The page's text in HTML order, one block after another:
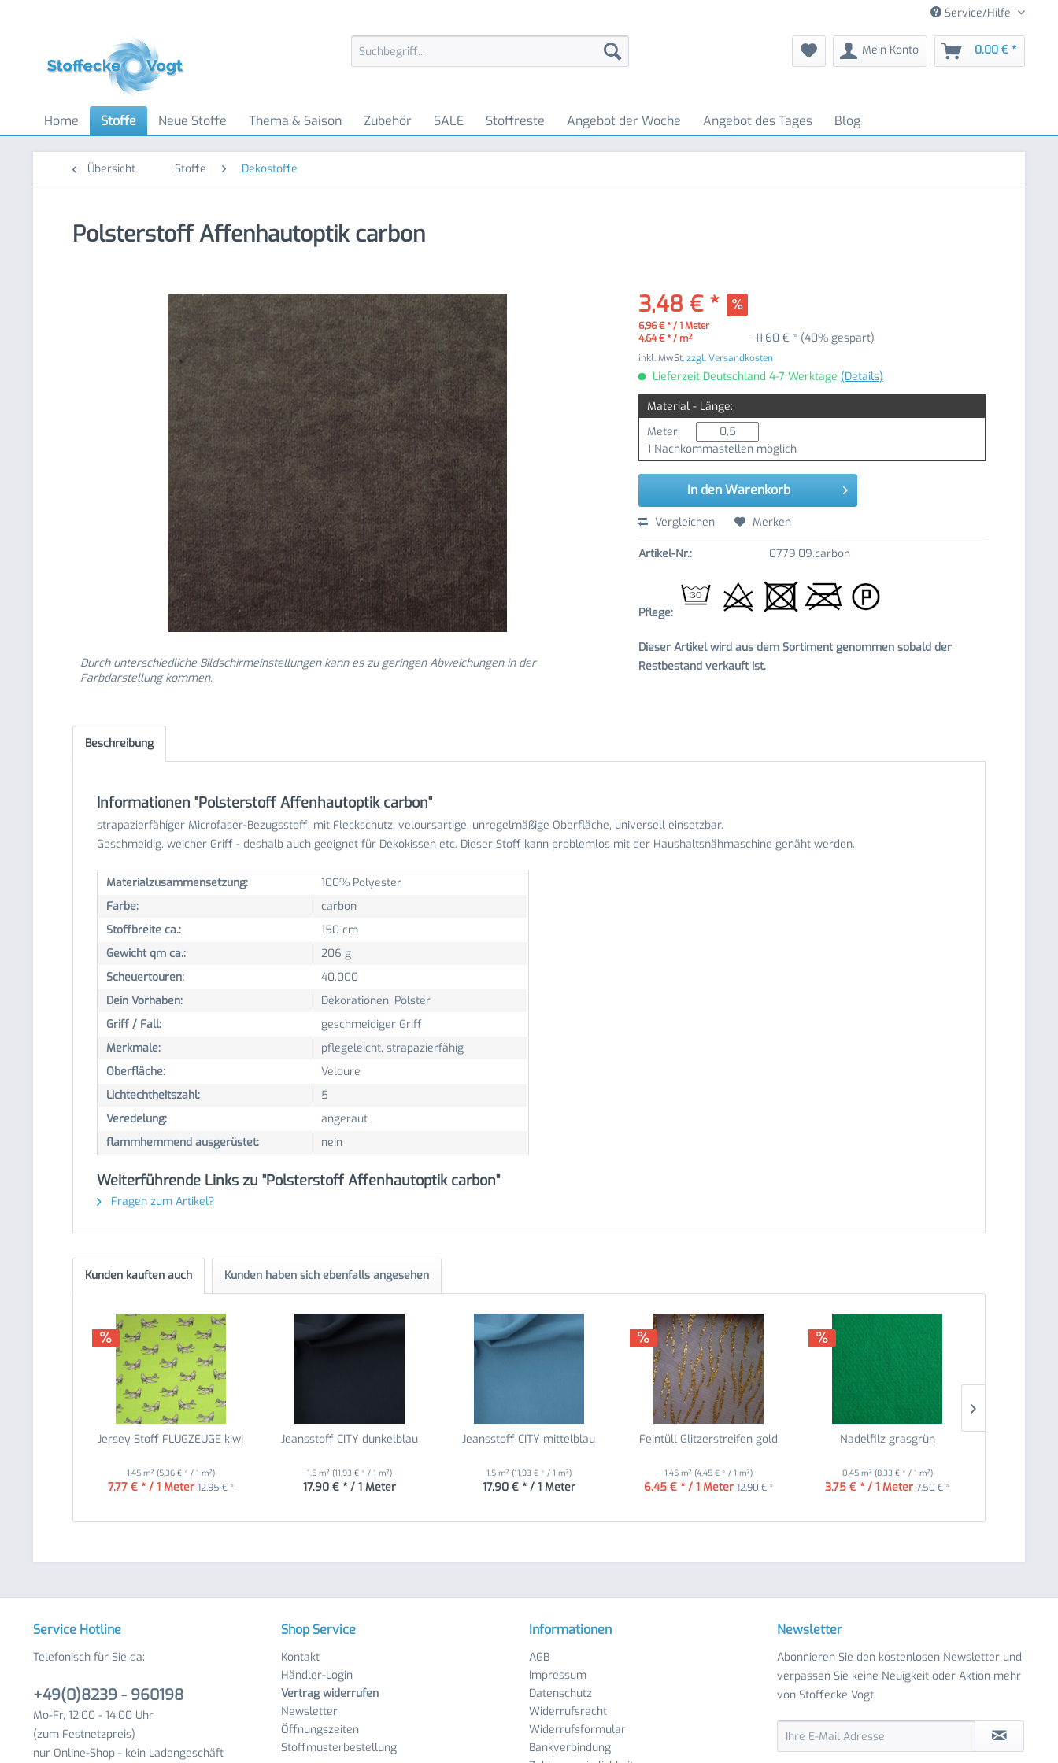
Service/Hilfe
Mein Konto 0,00 € *
Home Stoffe Neue Stoffe Thema & Saison Zubehör SALE Stoffreste Angebot der Woche Angebot des Tages Blog
Übersicht Stoffe Dekostoffe
Polsterstoff Affenhautoptik carbon
Durch unterschiedliche Bildschirmeinstellungen kann es zu geringen Abweichungen in der
Farbdarstellung kommen.
3,48 € *
6,96 € * / 1 Meter
4,64 € * / m²
11,60 € * (40% gespart)
inkl. MwSt.zzgl. Versandkosten
Lieferzeit Deutschland 4-7 Werktage (Details)
Material - Länge:
Meter:
1 Nachkommastellen möglich
In den Warenkorb
Vergleichen Merken
Artikel-Nr.: 0779.09.carbon
Pflege:
Dieser Artikel wird aus dem Sortiment genommen sobald der
Restbestand verkauft ist.
Beschreibung
Informationen "Polsterstoff Affenhautoptik carbon"
strapazierfähiger Microfaser-Bezugsstoff, mit Fleckschutz, veloursartige, unregelmäßige Oberfläche, universell einsetzbar.
Geschmeidig, weicher Griff - deshalb auch geeignet für Dekokissen etc. Dieser Stoff kann problemlos mit der Haushaltsnähmaschine genäht werden.
Materialzusammensetzung:
100% Polyester
Farbe:
carbon
Stoffbreite ca.:
150 cm
Gewicht qm ca.:
206 g
Scheuertouren:
40.000
Dein Vorhaben:
Dekorationen, Polster
Griff / Fall:
geschmeidiger Griff
Merkmale:
pflegeleicht, strapazierfähig
Oberfläche:
Veloure
Lichtechtheitszahl:
5
Veredelung:
angeraut
flammhemmend ausgerüstet:
nein
Weiterführende Links zu "Polsterstoff Affenhautoptik carbon"
Fragen zum Artikel?
Kunden kauften auch Kunden haben sich ebenfalls angesehen
Jersey Stoff FLUGZEUGE kiwi
1.45 m² (5,36 € * / 1 m²)
7,77 € * / 1 Meter 12,95 € *
Jeansstoff CITY dunkelblau
1.5 m²(11,93 € * / 1 m²)
17,90 € * / 1 Meter
Jeansstoff CITY mittelblau
1.5 m² (11,93 € * / 1 m²)
17,90 € * / 1 Meter
Feintüll Glitzerstreifen gold
1.45 m² (4,45 € * / 1 m²)
6,45 € * / 1 Meter 12,90 € *
Nadelfilz grasgrün
0.45 m² (8,33 € * / 1 m²)
3,75 € * / 1 Meter 7,50 € *
Service Hotline
Telefonisch für Sie da:
+49(0)8239 - 960198
Mo-Fr, 12:00 - 14:00 Uhr
(zum Festnetzpreis)
nur Online-Shop - kein Ladengeschäft
Shop Service
Kontakt
Händler-Login
Vertrag widerrufen
Newsletter
Öffnungszeiten
Stoffmusterbestellung
Informationen
AGB
Impressum
Datenschutz
Widerrufsrecht
Widerrufsformular
Bankverbindung
Newsletter
Abonnieren Sie den kostenlosen Newsletter und
verpassen Sie keine Neuigkeit oder Aktion mehr
von Stoffecke Vogt.